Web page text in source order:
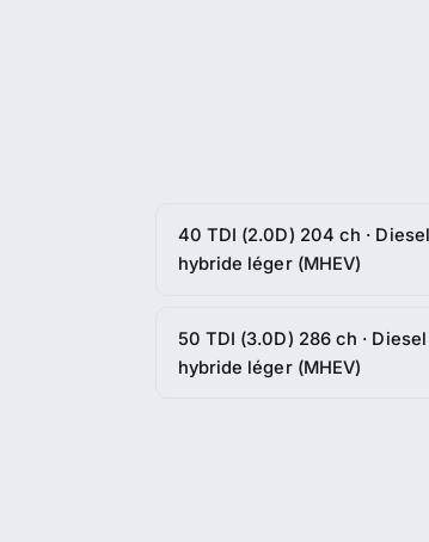
40 TDI (2.0D) 204 ch · Diesel
hybride léger (MHEV)
50 TDI (3.0D) 286 ch · Diesel
hybride léger (MHEV)